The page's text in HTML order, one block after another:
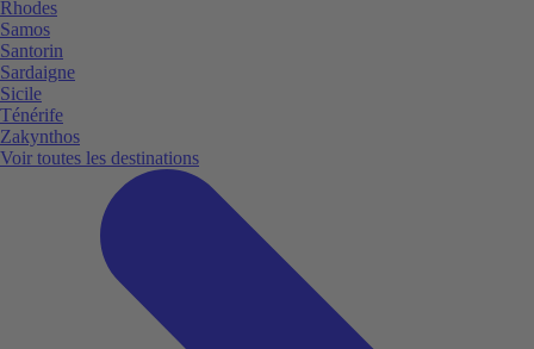
Rhodes
Samos
Santorin
Sardaigne
Sicile
Ténérife
Zakynthos
Voir toutes les destinations